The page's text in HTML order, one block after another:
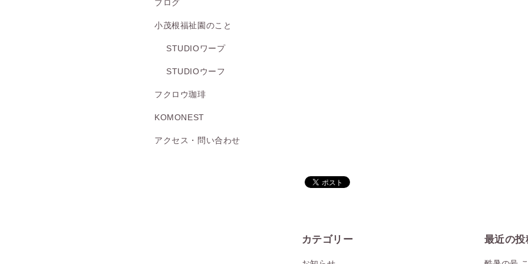
ブログ
小茂根福祉園のこと
STUDIOワープ
STUDIOウーフ
フクロウ珈琲
KOMONEST
アクセス・問い合わせ
カテゴリー 最近の投